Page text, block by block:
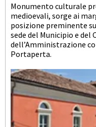
Monumento culturale
medioevali, sorge ai
posizione preminente
sede del Municipio e del
dell’Amministrazione
Portaperta.